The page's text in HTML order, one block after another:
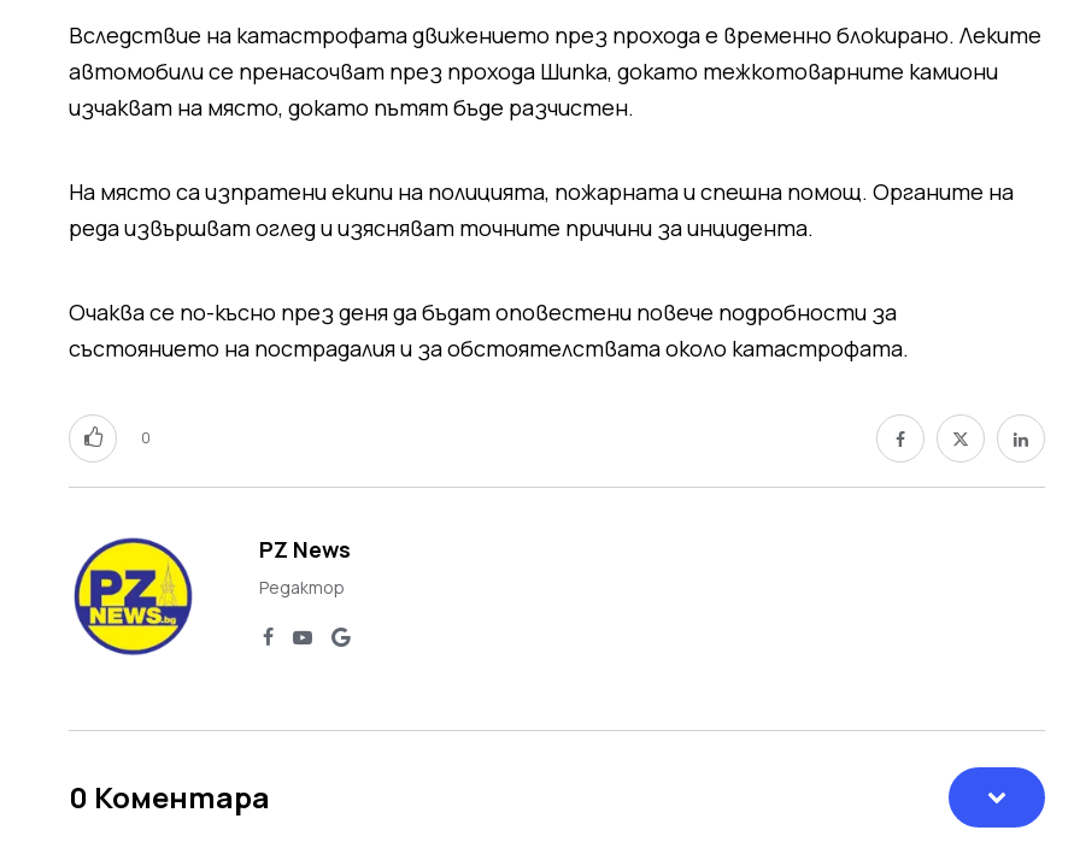
Вследствие на катастрофата движението през прохода е временно блокирано. Леките
автомобили се пренасочват през прохода Шипка, докато тежкотоварните камиони
изчакват на място, докато пътят бъде разчистен.
На място са изпратени екипи на полицията, пожарната и спешна помощ. Органите на
реда извършват оглед и изясняват точните причини за инцидента.
Очаква се по-късно през деня да бъдат оповестени повече подробности за
състоянието на пострадалия и за обстоятелствата около катастрофата.
0
PZ News
Редактор
0 Коментара